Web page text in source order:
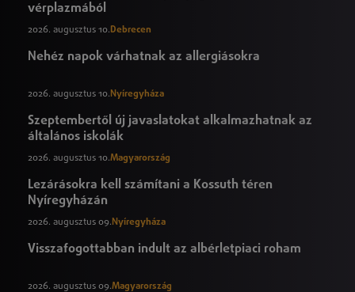
vérplazmából
2026. augusztus 10.Debrecen
Nehéz napok várhatnak az allergiásokra
2026. augusztus 10. Nyíregyháza
Szeptembertől új javaslatokat alkalmazhatnak az
általános iskolák
2026. augusztus 10.Magyarország
Lezárásokra kell számítani a Kossuth téren
Nyíregyházán
2026. augusztus 09. Nyíregyháza
Visszafogottabban indult az albérletpiaci roham
2026. augusztus 09.Magyarország